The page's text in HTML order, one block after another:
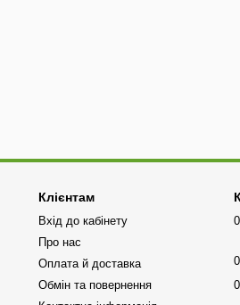
Клієнтам
Вхід до кабінету
Про нас
Оплата й доставка
Обмін та повернення